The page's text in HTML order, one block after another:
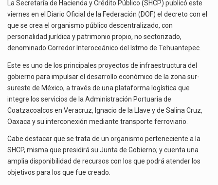
El Tribunal Federal de Justicia Administrativa (TFJA), a través de su Segunda Sala Regional en…
La industria automotriz mexicana concentra más de la mitad de las quejas bajo el Mecanismo…
CORREDOR
INTEROCEÁNICO
DEL
ISTMO
DE
La Secretaría de Hacienda y Crédito Público (SHCP) publicó este
viernes en el Diario Oficial de la Federación (DOF) el decreto con el
que se crea el organismo público descentralizado, con
personalidad jurídica y patrimonio propio, no sectorizado,
denominado Corredor Interoceánico del Istmo de Tehuantepec.
Este es uno de los principales proyectos de infraestructura del
gobierno para impulsar el desarrollo económico de la zona sur-
sureste de México, a través de una plataforma logística que
integre los servicios de la Administración Portuaria de
Coatzacoalcos en Veracruz, Ignacio de la Llave y de Salina Cruz,
Oaxaca y su interconexión mediante transporte ferroviario.
Cabe destacar que se trata de un organismo perteneciente a la
SHCP, misma que presidirá su Junta de Gobierno; y cuenta una
amplia disponibilidad de recursos con los que podrá atender los
objetivos para los que fue creado.